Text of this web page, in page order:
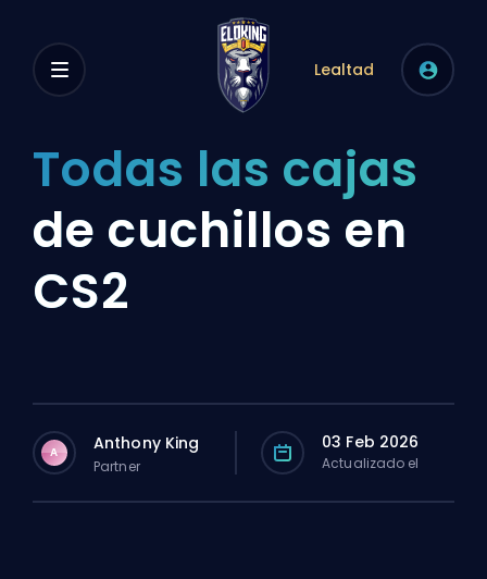
Lealtad
Todas las cajas
de cuchillos en
CS2
A Anthony King
Partner
03 Feb 2026
Actualizado el